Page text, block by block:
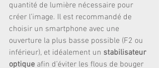
quantité de lumière nécessaire pour
créer l’image. Il est recommandé de
choisir un smartphone avec une
ouverture la plus basse possible (F2 ou
inférieur), et idéalement un stabilisateur
optique afin d’éviter les flous de bouger